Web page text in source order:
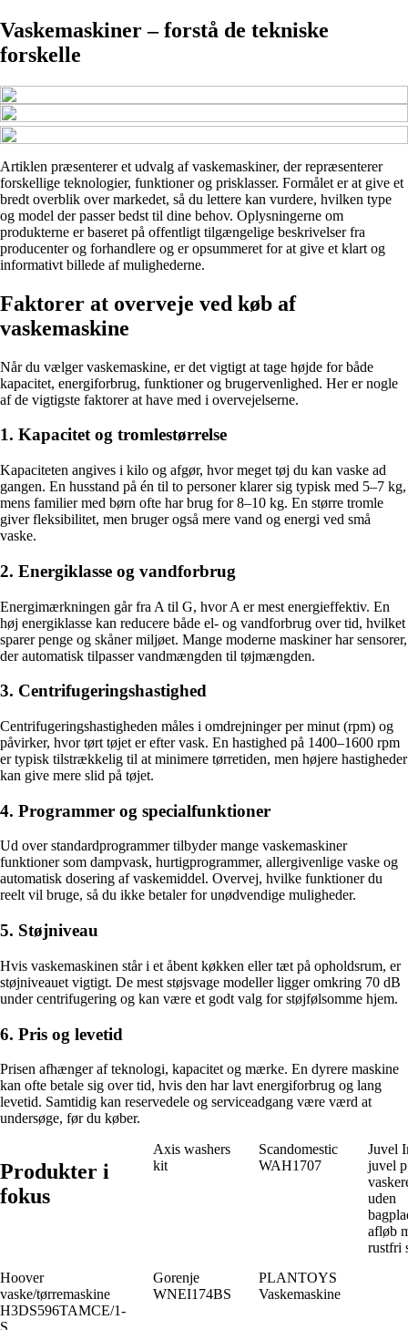
Vaskemaskiner – forstå de tekniske
forskelle
Artiklen præsenterer et udvalg af vaskemaskiner, der repræsenterer
forskellige teknologier, funktioner og prisklasser. Formålet er at give et
bredt overblik over markedet, så du lettere kan vurdere, hvilken type
og model der passer bedst til dine behov. Oplysningerne om
produkterne er baseret på offentligt tilgængelige beskrivelser fra
producenter og forhandlere og er opsummeret for at give et klart og
informativt billede af mulighederne.
Faktorer at overveje ved køb af
vaskemaskine
Når du vælger vaskemaskine, er det vigtigt at tage højde for både
kapacitet, energiforbrug, funktioner og brugervenlighed. Her er nogle
af de vigtigste faktorer at have med i overvejelserne.
1. Kapacitet og tromlestørrelse
Kapaciteten angives i kilo og afgør, hvor meget tøj du kan vaske ad
gangen. En husstand på én til to personer klarer sig typisk med 5–7 kg,
mens familier med børn ofte har brug for 8–10 kg. En større tromle
giver fleksibilitet, men bruger også mere vand og energi ved små
vaske.
2. Energiklasse og vandforbrug
Energimærkningen går fra A til G, hvor A er mest energieffektiv. En
høj energiklasse kan reducere både el- og vandforbrug over tid, hvilket
sparer penge og skåner miljøet. Mange moderne maskiner har sensorer,
der automatisk tilpasser vandmængden til tøjmængden.
3. Centrifugeringshastighed
Centrifugeringshastigheden måles i omdrejninger per minut (rpm) og
påvirker, hvor tørt tøjet er efter vask. En hastighed på 1400–1600 rpm
er typisk tilstrækkelig til at minimere tørretiden, men højere hastigheder
kan give mere slid på tøjet.
4. Programmer og specialfunktioner
Ud over standardprogrammer tilbyder mange vaskemaskiner
funktioner som dampvask, hurtigprogrammer, allergivenlige vaske og
automatisk dosering af vaskemiddel. Overvej, hvilke funktioner du
reelt vil bruge, så du ikke betaler for unødvendige muligheder.
5. Støjniveau
Hvis vaskemaskinen står i et åbent køkken eller tæt på opholdsrum, er
støjniveauet vigtigt. De mest støjsvage modeller ligger omkring 70 dB
under centrifugering og kan være et godt valg for støjfølsomme hjem.
6. Pris og levetid
Prisen afhænger af teknologi, kapacitet og mærke. En dyrere maskine
kan ofte betale sig over tid, hvis den har lavt energiforbrug og lang
levetid. Samtidig kan reservedele og serviceadgang være værd at
undersøge, før du køber.
Produkter i
fokus
Axis washers
kit
Scandomestic
WAH1707
Juvel
juvel
uden
afløb
rustfri
Hoover
vaske/tørremaskine
H3DS596TAMCE/1-
Gorenje
WNEI174BS
PLANTOYS
Vaskemaskine